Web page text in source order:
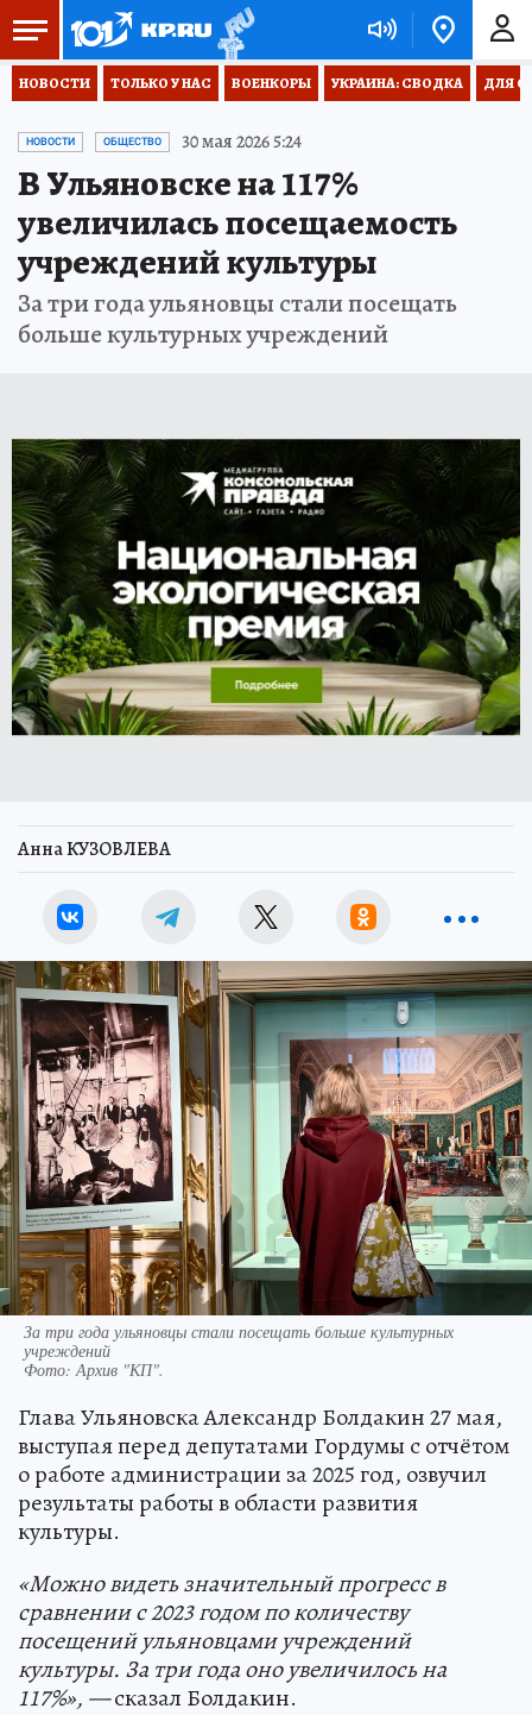
НОВОСТИ ТОЛЬКО У НАС ВОЕНКОРЫ УКРАИНА: СВОДКА ДЛЯ
НОВОСТИ ОБЩЕСТВО 30 мая 2026 5:24
В Ульяновске на 117%
увеличилась посещаемость
учреждений культуры
За три года ульяновцы стали посещать
больше культурных учреждений
Анна КУЗОВЛЕВА
За три года ульяновцы стали посещать больше культурных
учреждений
Фото: Архив "КП".
Глава Ульяновска Александр Болдакин 27 мая,
выступая перед депутатами Гордумы с отчётом
о работе администрации за 2025 год, озвучил
результаты работы в области развития
культуры.
«Можно видеть значительный прогресс в
сравнении с 2023 годом по количеству
посещений ульяновцами учреждений
культуры. За три года оно увеличилось на
117%», —сказал Болдакин.